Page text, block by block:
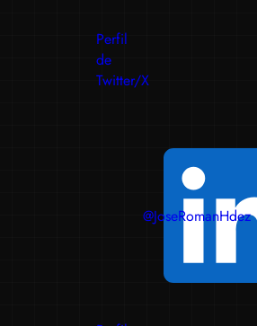
Perfil
de
Twitter/X
@JoseRomanHdez